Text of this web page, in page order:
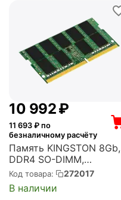
10 992₽
11 693 ₽ по
безналичному расчёту
Память KINGSTON 8Gb,
DDR4 SO-DIMM,
3200MHz, ValueRAM 1
модуль, 25600 Мб/с,
CL22, 1.2 В
Код товара: 272017
В наличии